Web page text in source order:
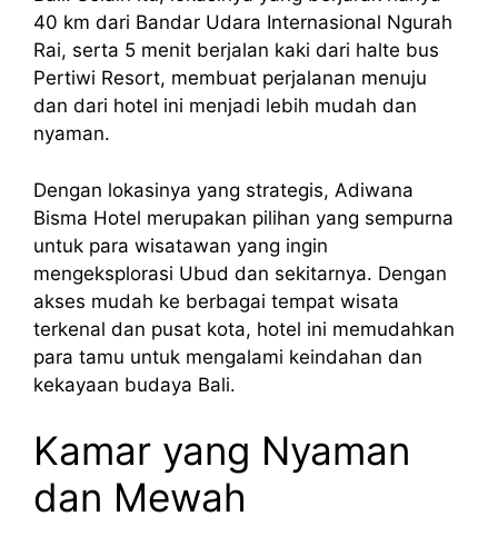
40 km dari Bandar Udara Internasional Ngurah
Rai, serta 5 menit berjalan kaki dari halte bus
Pertiwi Resort, membuat perjalanan menuju
dan dari hotel ini menjadi lebih mudah dan
nyaman.
Dengan lokasinya yang strategis, Adiwana
Bisma Hotel merupakan pilihan yang sempurna
untuk para wisatawan yang ingin
mengeksplorasi Ubud dan sekitarnya. Dengan
akses mudah ke berbagai tempat wisata
terkenal dan pusat kota, hotel ini memudahkan
para tamu untuk mengalami keindahan dan
kekayaan budaya Bali.
Kamar yang Nyaman
dan Mewah